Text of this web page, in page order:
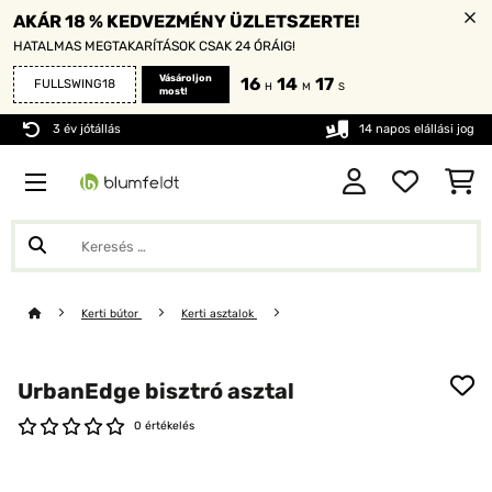
AKÁR 18 % KEDVEZMÉNY ÜZLETSZERTE!
HATALMAS MEGTAKARÍTÁSOK CSAK 24 ÓRÁIG!
FULLSWING18
Vásároljon
most!
16 H 14 M 16 S
3 év jótállás 14 napos elállási jog
Kerti bútor Kerti asztalok
UrbanEdge bisztró asztal
0 értékelés